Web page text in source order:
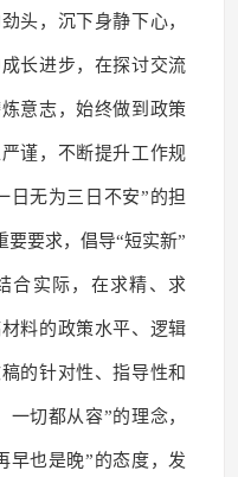
头，沉下身静下心，
长进步，在探讨交流
意志，始终做到政策
谨，不断提升工作规
日无为三日不安”的担
要要求，倡导“短实新”
合实际，在求精、求
料的政策水平、逻辑
的针对性、指导性和
切都从容”的理念，
早也是晚”的态度，发